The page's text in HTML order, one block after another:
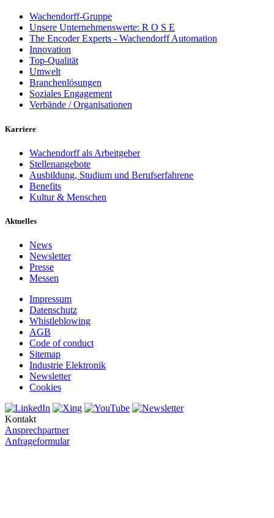
Wachendorff-Gruppe
Unsere Unternehmenswerte: R O S E
The Encoder Experts - Wachendorff Automation
Innovation
Top-Qualität
Umwelt
Branchenlösungen
Soziales Engagement
Verbände / Organisationen
Karriere
Wachendorff als Arbeitgeber
Stellenangebote
Ausbildung, Studium und Berufserfahrene
Benefits
Kultur & Menschen
Aktuelles
News
Newsletter
Presse
Messen
Impressum
Datenschutz
Whistleblowing
AGB
Code of conduct
Sitemap
Industrie Elektronik
Newsletter
Cookies
Kontakt
Ansprechpartner
Anfrageformular